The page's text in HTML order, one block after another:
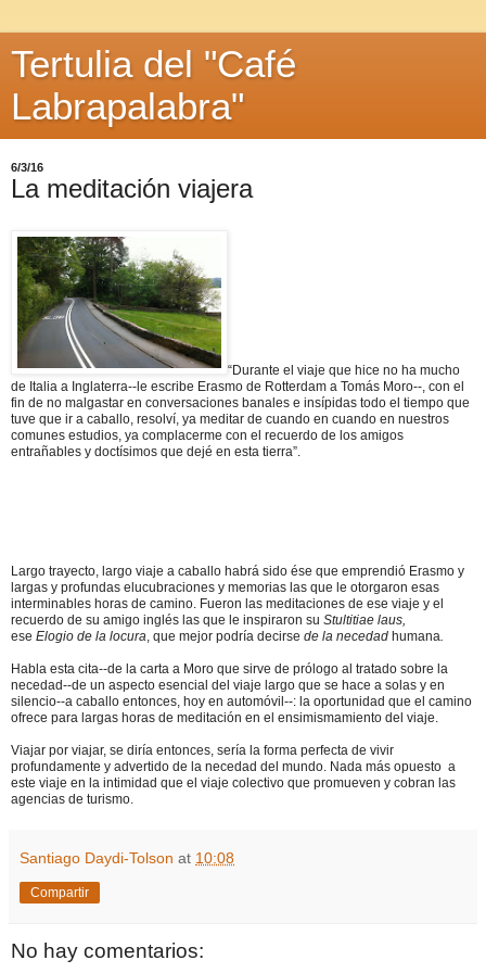
Tertulia del "Café
Labrapalabra"
6/3/16
La meditación viajera
“Durante el viaje que hice no ha mucho
de Italia a Inglaterra--le escribe Erasmo de Rotterdam a Tomás Moro--, con el
fin de no malgastar en conversaciones banales e insípidas todo el tiempo que
tuve que ir a caballo, resolví, ya meditar de cuando en cuando en nuestros
comunes estudios, ya complacerme con el recuerdo de los amigos
entrañables y doctísimos que dejé en esta tierra”.
Largo trayecto, largo viaje a caballo habrá sido ése que emprendió Erasmo y
largas y profundas elucubraciones y memorias las que le otorgaron esas
interminables horas de camino. Fueron las meditaciones de ese viaje y el
recuerdo de su amigo inglés las que le inspiraron su Stultitiae laus,
ese Elogio de la locura , que mejor podría decirse de la necedad humana
Habla esta cita--de la carta a Moro que sirve de prólogo al tratado sobre la
necedad--de un aspecto esencial del viaje largo que se hace a solas y en
silencio--a caballo entonces, hoy en automóvil--: la oportunidad que el camino
ofrece para largas horas de meditación en el ensimismamiento del viaje.
Viajar por viajar, se diría entonces, sería la forma perfecta de vivir
profundamente y advertido de la necedad del mundo. Nada más opuesto a
este viaje en la intimidad que el viaje colectivo que promueven y cobran las
agencias de turismo.
Santiago Daydi-Tolson at 10:08
Compartir
No hay comentarios: